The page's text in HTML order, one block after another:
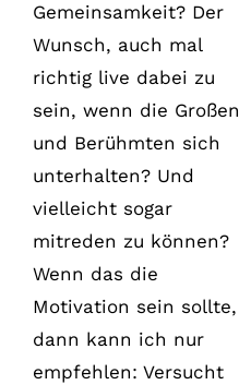
Gemeinsamkeit? Der
Wunsch, auch mal
richtig live dabei zu
sein, wenn die Großen
und Berühmten sich
unterhalten? Und
vielleicht sogar
mitreden zu können?
Wenn das die
Motivation sein sollte,
dann kann ich nur
empfehlen: Versucht